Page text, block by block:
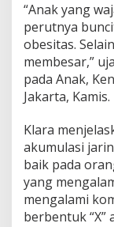
“Anak yang
perutnya
obesitas.
membesar,”
pada Anak,
Jakarta, Kamis.
Klara
akumulasi
baik pada
yang
mengalami
berbentuk “X”